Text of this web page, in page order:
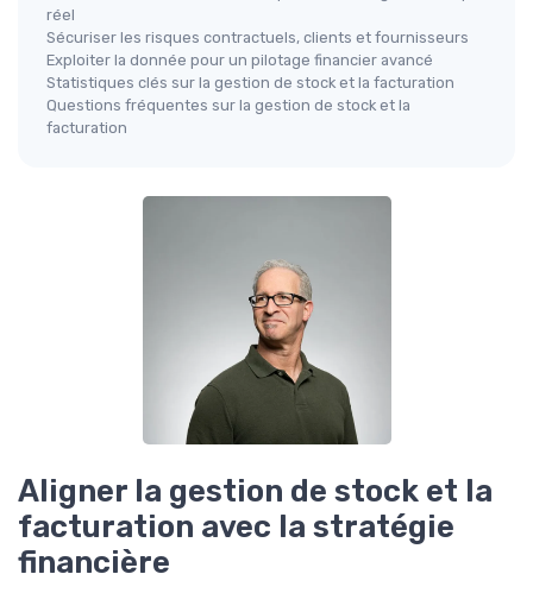
réel
Sécuriser les risques contractuels, clients et fournisseurs
Exploiter la donnée pour un pilotage financier avancé
Statistiques clés sur la gestion de stock et la facturation
Questions fréquentes sur la gestion de stock et la
facturation
Aligner la gestion de stock et la
facturation avec la stratégie
financière